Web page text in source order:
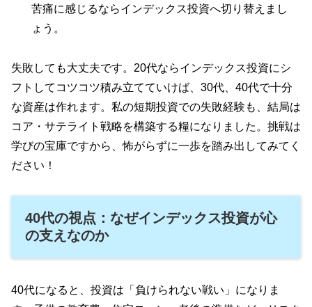
苦痛に感じるならインデックス投資へ切り替えまし
ょう。
失敗しても大丈夫です。20代ならインデックス投資にシ
フトしてコツコツ積み立てていけば、30代、40代で十分
な資産は作れます。私の短期投資での失敗経験も、結局は
コア・サテライト戦略を構築する糧になりました。挑戦は
学びの宝庫ですから、怖がらずに一歩を踏み出してみてく
ださい！
40代の視点：なぜインデックス投資が心
の支えなのか
40代になると、投資は「負けられない戦い」になりま